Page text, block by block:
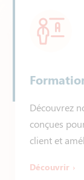
Découvrez
conçues
client et
Découvrir